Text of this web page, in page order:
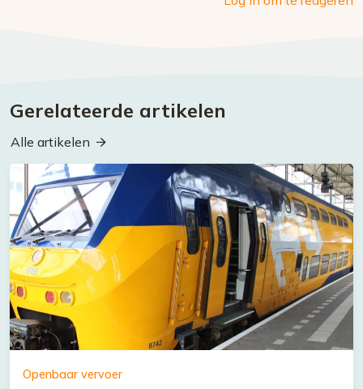
Gerelateerde artikelen
Alle artikelen
Openbaar vervoer